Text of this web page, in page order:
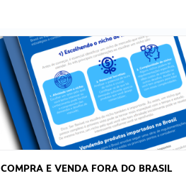
COMPRA E VENDA FORA DO BRASIL